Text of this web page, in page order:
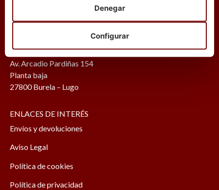
663 25 19 61
Dirección:
Av. Arcadio Pardiñas 154
Planta baja
27800 Burela – Lugo
ENLACES DE INTERÉS
Envíos y devoluciones
Aviso Legal
Política de cookies
Política de privacidad
Configurar
Denegar